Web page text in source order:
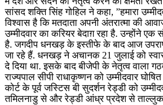
सांसद शक्ति सिंह गोहिल ने कहा, ”हमारा
विश्वास है कि मतदाता अपनी अंतरात्मा की
उम्मीदवार का करियर बेदाग़ रहा है. उन्होंने एक
है. जगदीप धनखड़ के इस्तीफे के बाद आज
जा रहे हैं. धनखड़ ने अचानक 21 जुलाई को
दे दिया था. इसके बाद बीजेपी के नेतृत्व वाला
राज्यपाल सीपी राधाकृष्णन को उम्मीदवार
कोर्ट के पूर्व जस्टिस बी सुदर्शन रेड्डी को
तमिलनाडु से और रेड्डी आंध्र प्रदेश से